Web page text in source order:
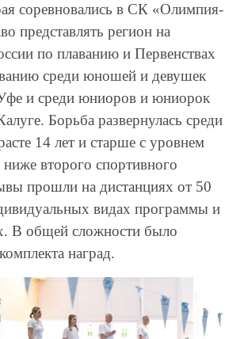
соревновались в СК «Олимпия-
представлять регион на
по плаванию и Первенствах
среди юношей и девушек
и среди юниоров и юниорок
Борьба развернулась среди
14 лет и старше с уровнем
ниже второго спортивного
прошли на дистанциях от 50
видах программы и
В общей сложности было
наград.